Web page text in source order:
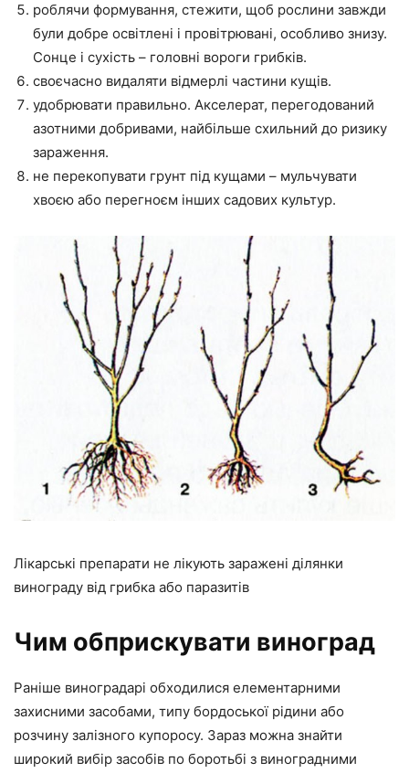
роблячи формування, стежити, щоб рослини завжди
були добре освітлені і провітрювані, особливо знизу.
Сонце і сухість – головні вороги грибків.
своєчасно видаляти відмерлі частини кущів.
удобрювати правильно. Акселерат, перегодований
азотними добривами, найбільше схильний до ризику
зараження.
не перекопувати грунт під кущами – мульчувати
хвоєю або перегноєм інших садових культур.
Лікарські препарати не лікують заражені ділянки
винограду від грибка або паразитів
Чим обприскувати виноград
Раніше виноградарі обходилися елементарними
захисними засобами, типу бордоської рідини або
розчину залізного купоросу. Зараз можна знайти
широкий вибір засобів по боротьбі з виноградними